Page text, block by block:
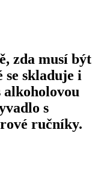
zda musí být
se skladuje i
alkoholovou
s
ručníky.